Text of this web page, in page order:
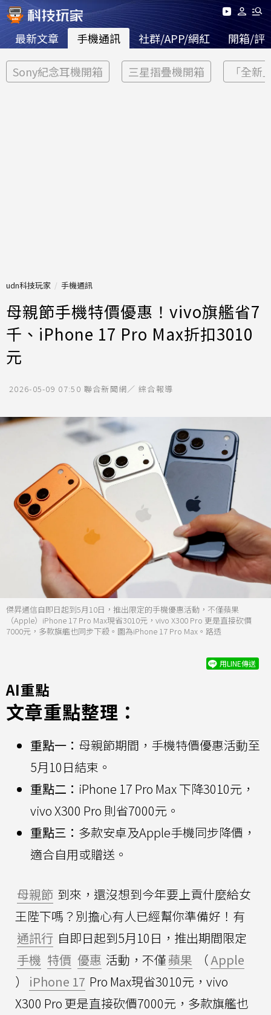
最新文章 手機通訊 社群/APP/網紅 開箱/評
Sony紀念耳機開箱 三星摺疊機開箱 「全新
udn科技玩家 手機通訊
母親節手機特價優惠！vivo旗艦省7
千、iPhone 17 Pro Max折扣3010
元
2026-05-09 07:50 聯合新聞網／ 綜合報導
傑昇通信自即日起到5月10日，推出限定的手機優惠活動，不僅蘋果
（Apple）iPhone 17 Pro Max現省3010元，vivo X300 Pro 更是直接砍價
7000元，多款旗艦也同步下殺。圖為iPhone 17 Pro Max。路透
用LINE傳送
AI重點
文章重點整理：
重點一： 母親節期間，手機特價優惠活動至
5月10日結束。
重點二： iPhone 17 Pro Max 下降3010元，
vivo X300 Pro 則省7000元。
重點三： 多款安卓及Apple手機同步降價，
適合自用或贈送。
母親節 到來，還沒想到今年要上貢什麼給女
王陛下嗎？別擔心有人已經幫你準備好！有
通訊行 自即日起到5月10日，推出期間限定
手機 特價 優惠 活動，不僅蘋果 （Apple
）
iPhone 17 Pro Max現省3010元，vivo
X300 Pro 更是直接砍價7000元，多款旗艦也